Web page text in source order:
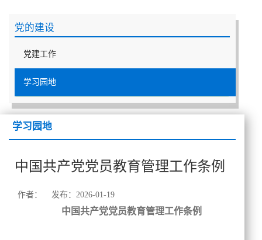
党的建设
党建工作
学习园地
学习园地
中国共产党党员教育管理工作条例
作者： 发布：2026-01-19
中国共产党党员教育管理工作条例